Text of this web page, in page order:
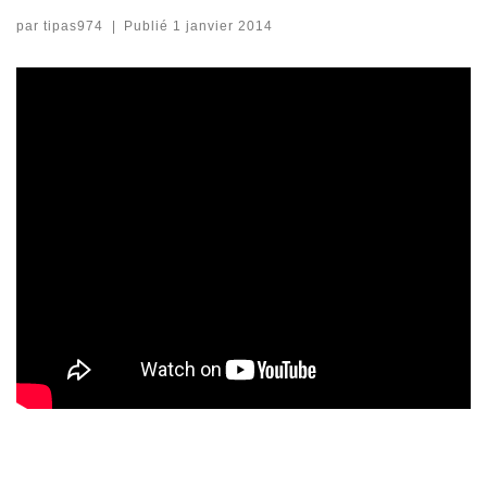
par tipas974 | Publié 1 janvier 2014